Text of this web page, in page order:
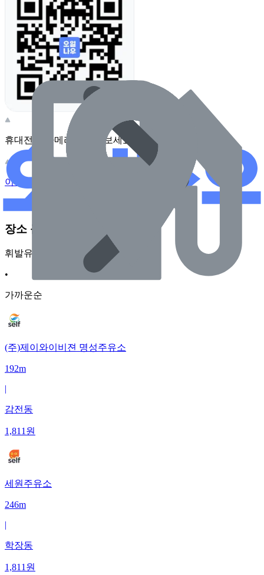
휴대전화 카메라로 찍어보세요
이 주유소의 사장님이신가요?
장소 근처 주유소
휘발유
•
가까운순
(주)제이와이비젼 명성주유소
192m
|
감전동
1,811원
세원주유소
246m
|
학장동
1,811원